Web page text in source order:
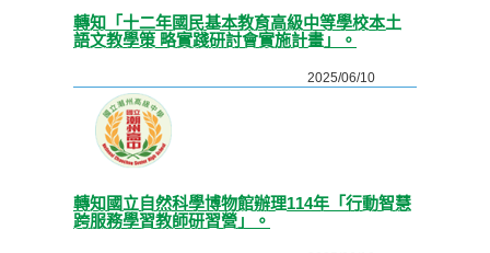
轉知「十二年國民基本教育高級中等學校本土
語文教學策 略實踐研討會實施計畫」。
2025/06/10
轉知國立自然科學博物館辦理114年「行動智慧
跨服務學習教師研習營」。